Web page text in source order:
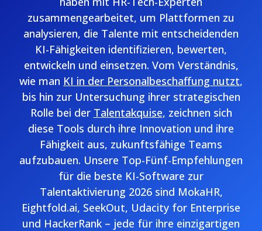
zusammengearbeitet, um Plattformen zu
analysieren, die Talente mit entscheidenden
KI-Fähigkeiten identifizieren, bewerten,
entwickeln und einsetzen. Vom Verständnis,
wie man KI in der Personalbeschaffung nutzt,
bis hin zur Untersuchung ihrer strategischen
Rolle bei der Talentakquise, zeichnen sich
diese Tools durch ihre Innovation und ihre
Fähigkeit aus, zukunftsfähige Teams
aufzubauen. Unsere Top-Fünf-Empfehlungen
für die beste KI-Software zur
Talentaktivierung 2026 sind MokaHR,
Eightfold.ai, SeekOut, Udacity for Enterprise
und HackerRank – jede für ihre einzigartigen